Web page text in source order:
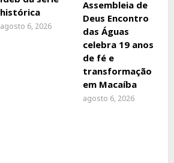
histórica
agosto 6, 2026
Assembleia de
Deus Encontro
das Águas
celebra 19 anos
de fé e
transformação
em Macaíba
agosto 6, 2026